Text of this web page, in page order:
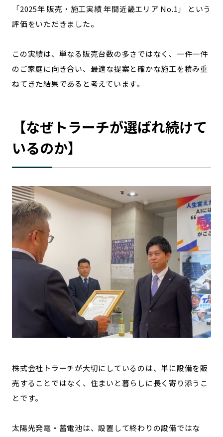
「2025年 販売・施工実績 年間近畿エリア No.1」 という
評価をいただきました。
この実績は、単なる販売台数の多さではなく、一件一件
のご家庭に向き合い、最適な提案と確かな施工を積み重
ねてきた結果であると考えています。
【なぜトラーチが選ばれ続けて
いるのか】
株式会社トラーチが大切にしているのは、単に設備を販
売することではなく、住まいと暮らしに長く寄り添うこ
とです。
太陽光発電・蓄電池は、設置して終わりの設備ではな